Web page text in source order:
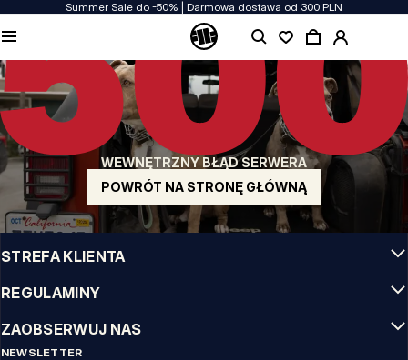
Summer Sale do -50% | Darmowa dostawa od 300 PLN
WEWNĘTRZNY BŁĄD SERWERA
POWRÓT NA STRONĘ GŁÓWNĄ
JAKOŚĆ TO DLA NAS PRIORYTET
Naszą odzież produkujemy z pasją! Nie idziemy na kompromis w kwestiach
wytrzymałości, długowieczności materiałów i dbałości o detal.
US ORIGIN
Nasze korzenie sięgają San Diego z poczatku lat 90-tych XX wieku. Nasz styl jest
surowy, autentyczny i stanowczy.
MARKA Z CHARAKTEREM
Nasze kolekcje wybierają sportowcy, fighterzy i uparci indywidualiści.
INFO
STREFA KLIENTA
REGULAMINY
ZAOBSERWUJ NAS
NEWSLETTER